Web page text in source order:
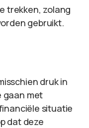
trekken, zolang
gebruikt.
druk in
gaan met
situatie
dat deze